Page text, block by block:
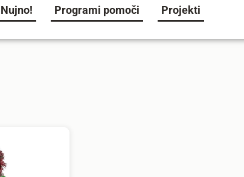
Nujno! Programi pomoči Projekti